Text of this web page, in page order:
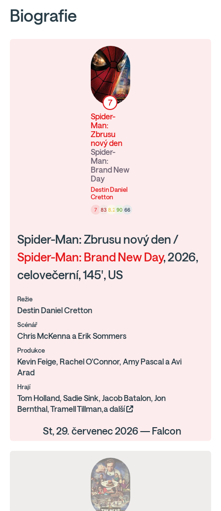
Biografie
7
Spider-
Man:
Zbrusu
nový den
Spider-
Man:
Brand New
Day
Destin Daniel
Cretton
7 83 8.2 90 66
Spider-Man: Zbrusu nový den /
Spider-Man: Brand New Day, 2026,
celovečerní, 145', US
Režie
Destin Daniel Cretton
Scénář
Chris McKenna a Erik Sommers
Produkce
Kevin Feige, Rachel O'Connor, Amy Pascal a Avi
Arad
Hrají
Tom Holland, Sadie Sink, Jacob Batalon, Jon
Bernthal, Tramell Tillman,a další
St, 29. červenec 2026 — Falcon